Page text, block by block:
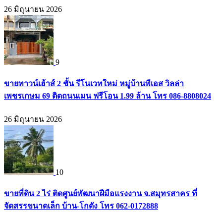
26 มิถุนายน 2026
9
ขายทาวน์เฮ้าส์ 2 ชั้น รีโนเวทใหม่ หมู่บ้านพีเอส วิลล่า
เพชรเกษม 69 ติดถนนเมน ฟรีโอน 1.99 ล้าน โทร 086-8808024
26 มิถุนายน 2026
10
ขายที่ดิน 2 ไร่ ติดศูนย์พัฒนาฝีมือแรงงาน จ.สมุทรสาคร ที่
จัดสรรขนาดเล็ก บ้าน-โกดัง โทร 062-0172888